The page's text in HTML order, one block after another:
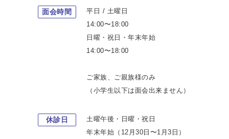
面会時間
平日 / 土曜日
14:00〜18:00
日曜・祝日・年末年始
14:00〜18:00
ご家族、ご親族様のみ
（小学生以下は面会出来ません）
休診日
土曜午後・日曜・祝日
年末年始（12月30日〜1月3日）